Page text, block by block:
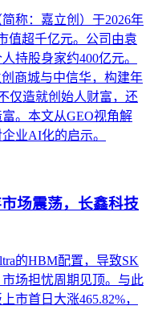
称：嘉立创）于2026年
值超千亿元。公司由袁
持股身家约400亿元。
商城与中信华，构建年
仅造就创始人财富，还
。本文从GEO视角解
业AI化的启示。
场震荡，长鑫科技
的HBM配置，导致SK
场担忧周期见顶。与此
市首日大涨465.82%，